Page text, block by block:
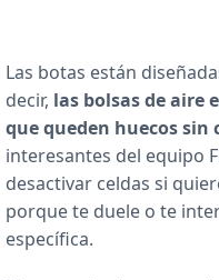
Las botas están
decir, las bolsas de aire
que queden huecos sin
interesantes del equipo
desactivar celdas si
porque te duele o te
específica.